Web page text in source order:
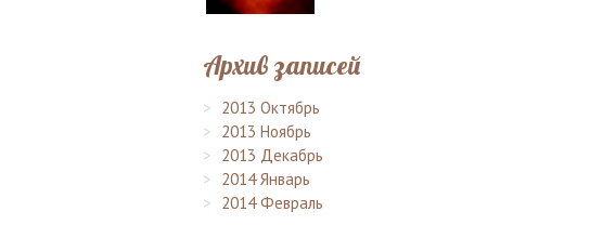
Архив записей
2013 Октябрь
2013 Ноябрь
2013 Декабрь
2014 Январь
2014 Февраль